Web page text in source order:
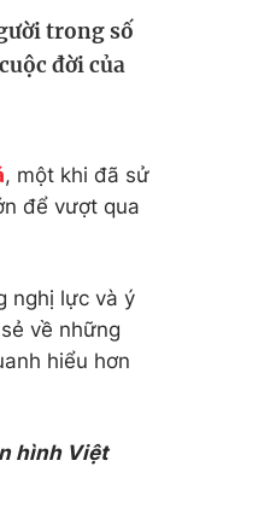
Thị trường
trong số
đời của
, một khi đã sử
để vượt qua
nghị lực và ý
về những
hiểu hơn
hình Việt